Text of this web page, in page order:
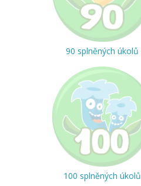
90 splněných úkolů
100 splněných úkolů